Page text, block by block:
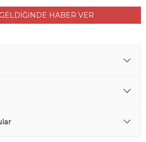
HABER VER